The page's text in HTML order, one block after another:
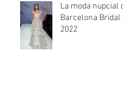
La moda nupcial
Barcelona Bridal
2022